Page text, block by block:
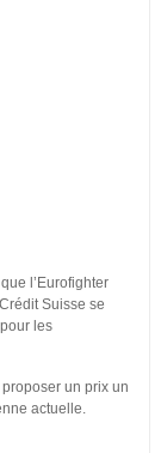
l’Eurofighter
Suisse se
les
un prix un
actuelle.